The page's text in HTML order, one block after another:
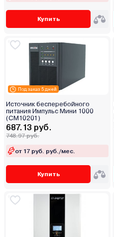
Купить
Под заказ 5 дней
Источник бесперебойного
питания Импульс Мини 1000
(CM10201)
687.13 руб.
748.97 руб.
от 17 руб. руб./мес.
Купить